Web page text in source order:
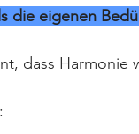
die eigenen
dass Harmonie